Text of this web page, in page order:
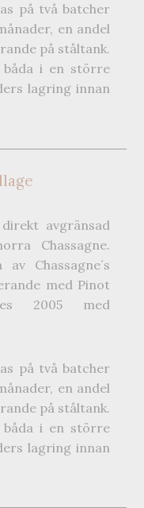
på två batcher
en andel
på ståltank.
i en större
lagring innan
avgränsad
Chassagne.
Chassagne´s
med Pinot
2005 med
på två batcher
en andel
på ståltank.
i en större
lagring innan